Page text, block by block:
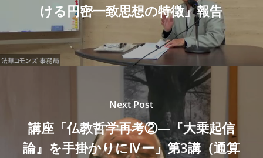
ける円密一致思想の特徴」報告
Next Post
講座「仏教哲学再考②―『大乗起信
論』を手掛かりにⅣー」第3講（通算